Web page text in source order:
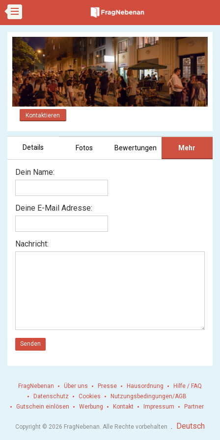
Kontaktieren
Details Fotos Bewertungen Mehr
Dein Name:
Deine E-Mail Adresse:
Nachricht:
Senden
FragNebenan Über uns Presse Hausordnung
Hilfe / FAQ
Datenschutz
Cookies
Nutzungsbedingungen/AGB
Gutschein einlösen
Werbung Kontakt Impressum Partner
Copyright © 2026 FragNebenan. Alle Rechte vorbehalten . Deutsch